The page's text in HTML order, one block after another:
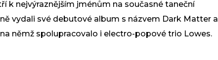
k nejvýraznějším jménům na současné taneční
vydali své debutové album s názvem Dark Matter a
němž spolupracovalo i electro-popové trio Lowes.